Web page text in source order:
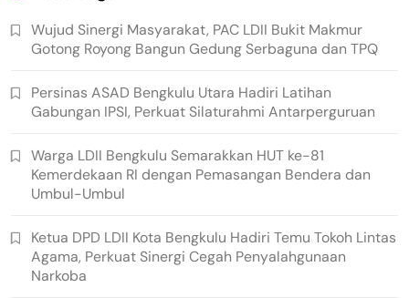
Wujud Sinergi Masyarakat, PAC LDII Bukit Makmur
Gotong Royong Bangun Gedung Serbaguna dan TPQ
Persinas ASAD Bengkulu Utara Hadiri Latihan
Gabungan IPSI, Perkuat Silaturahmi Antarperguruan
Warga LDII Bengkulu Semarakkan HUT ke-81
Kemerdekaan RI dengan Pemasangan Bendera dan
Umbul-Umbul
Ketua DPD LDII Kota Bengkulu Hadiri Temu Tokoh Lintas
Agama, Perkuat Sinergi Cegah Penyalahgunaan
Narkoba